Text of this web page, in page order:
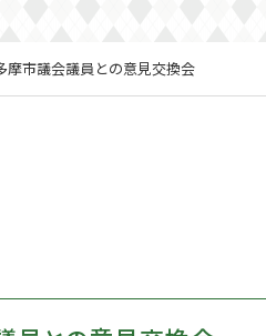
市議会議員との意見交換会